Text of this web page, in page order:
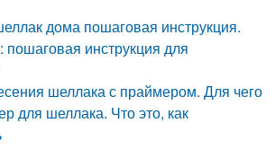
дома пошаговая инструкция.
инструкция для
шеллака с праймером. Для чего
для шеллака. Что это, как